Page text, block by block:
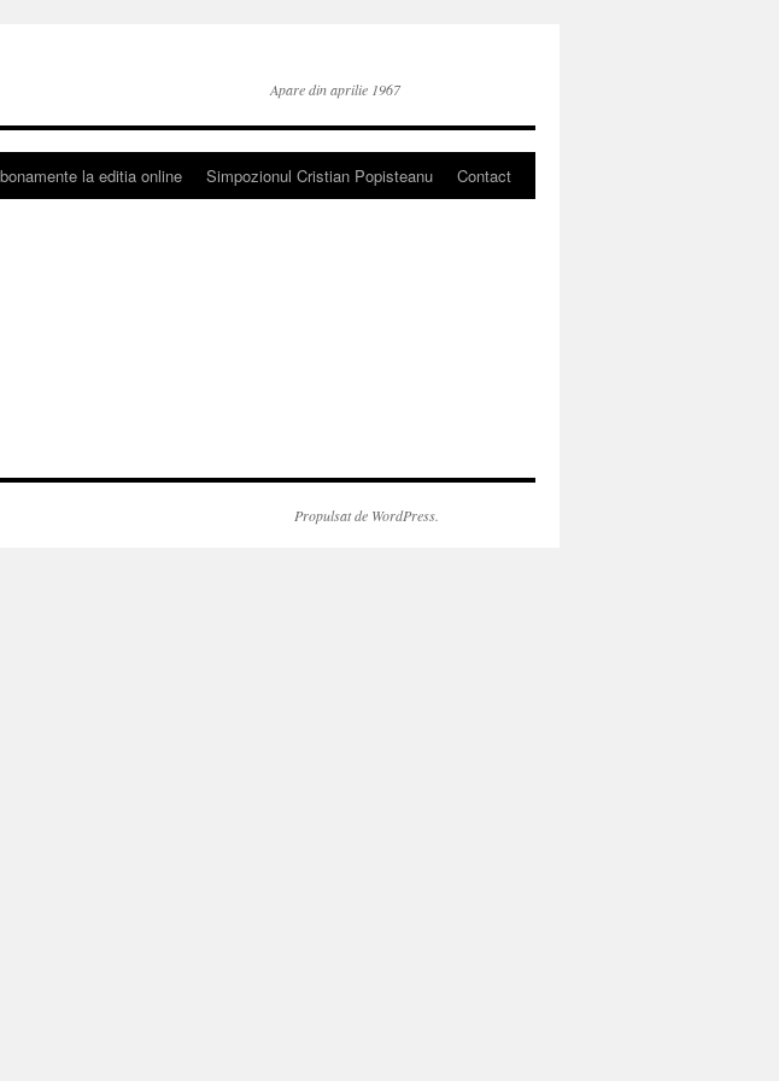
Apare din aprilie 1967
la editia online Simpozionul Cristian Popisteanu Contact
Propulsat de WordPress.